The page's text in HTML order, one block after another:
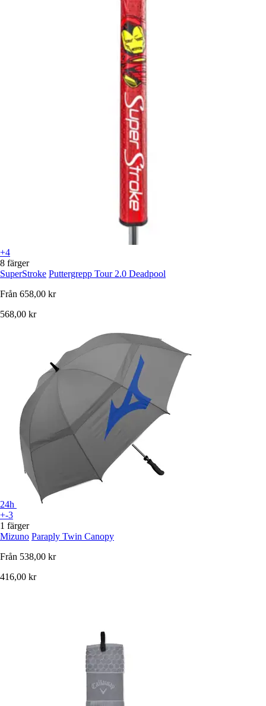
+4
8 färger
SuperStroke Puttergrepp Tour 2.0 Deadpool
Från 658,00 kr
568,00 kr
24h
+-3
1 färger
Mizuno Paraply Twin Canopy
Från 538,00 kr
416,00 kr